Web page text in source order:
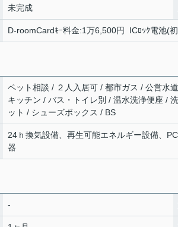
未完成
D-roomCardｷｰ料金:1万6,500円 ICﾛｯｸ電池(
ペット相談 / ２人入居可 / 都市ガス / 公営水
キッチン / バス・トイレ別 / 温水洗浄便座 /
ット / シューズボックス / BS
24ｈ換気設備、再生可能エネルギー設備、
器
-